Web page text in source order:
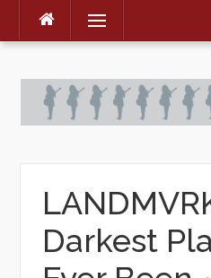
Skip
Menu
Darkest